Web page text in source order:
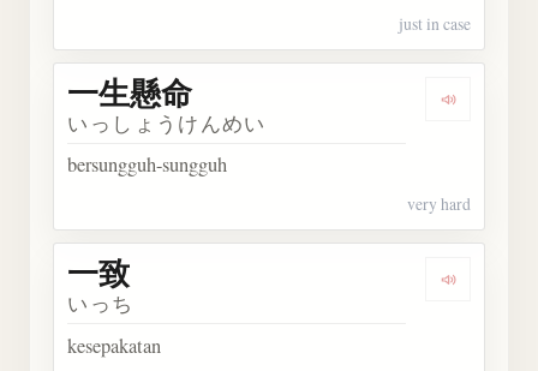
just in case
一生懸命
いっしょうけんめい
bersungguh-sungguh
very hard
Dengarkan
一致
いっち
kesepakatan